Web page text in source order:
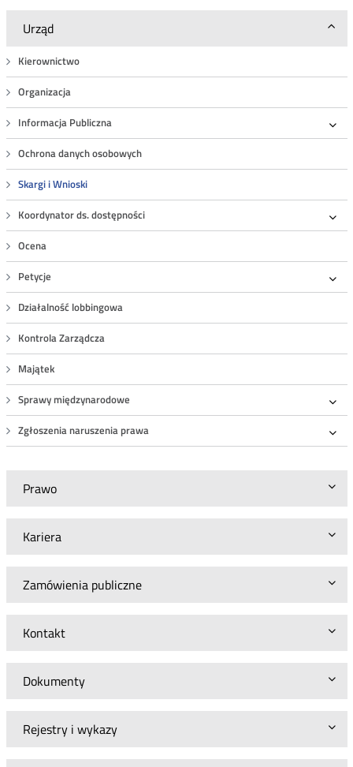
Urząd
Kierownictwo
Organizacja
Informacja Publiczna
Ochrona danych osobowych
Skargi i Wnioski
Koordynator ds. dostępności
Ocena
Petycje
Działalność lobbingowa
Kontrola Zarządcza
Majątek
Sprawy międzynarodowe
Zgłoszenia naruszenia prawa
Prawo
Kariera
Zamówienia publiczne
Kontakt
Dokumenty
Rejestry i wykazy